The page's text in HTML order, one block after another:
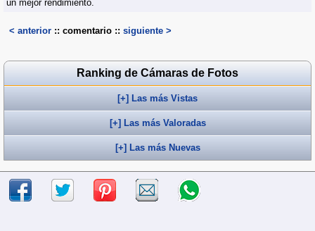
un mejor rendimiento.
< anterior :: comentario :: siguiente >
Ranking de Cámaras de Fotos
[+] Las más Vistas
[+] Las más Valoradas
[+] Las más Nuevas